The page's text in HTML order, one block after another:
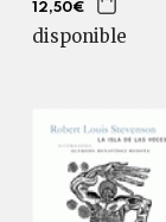
12,50€
disponible